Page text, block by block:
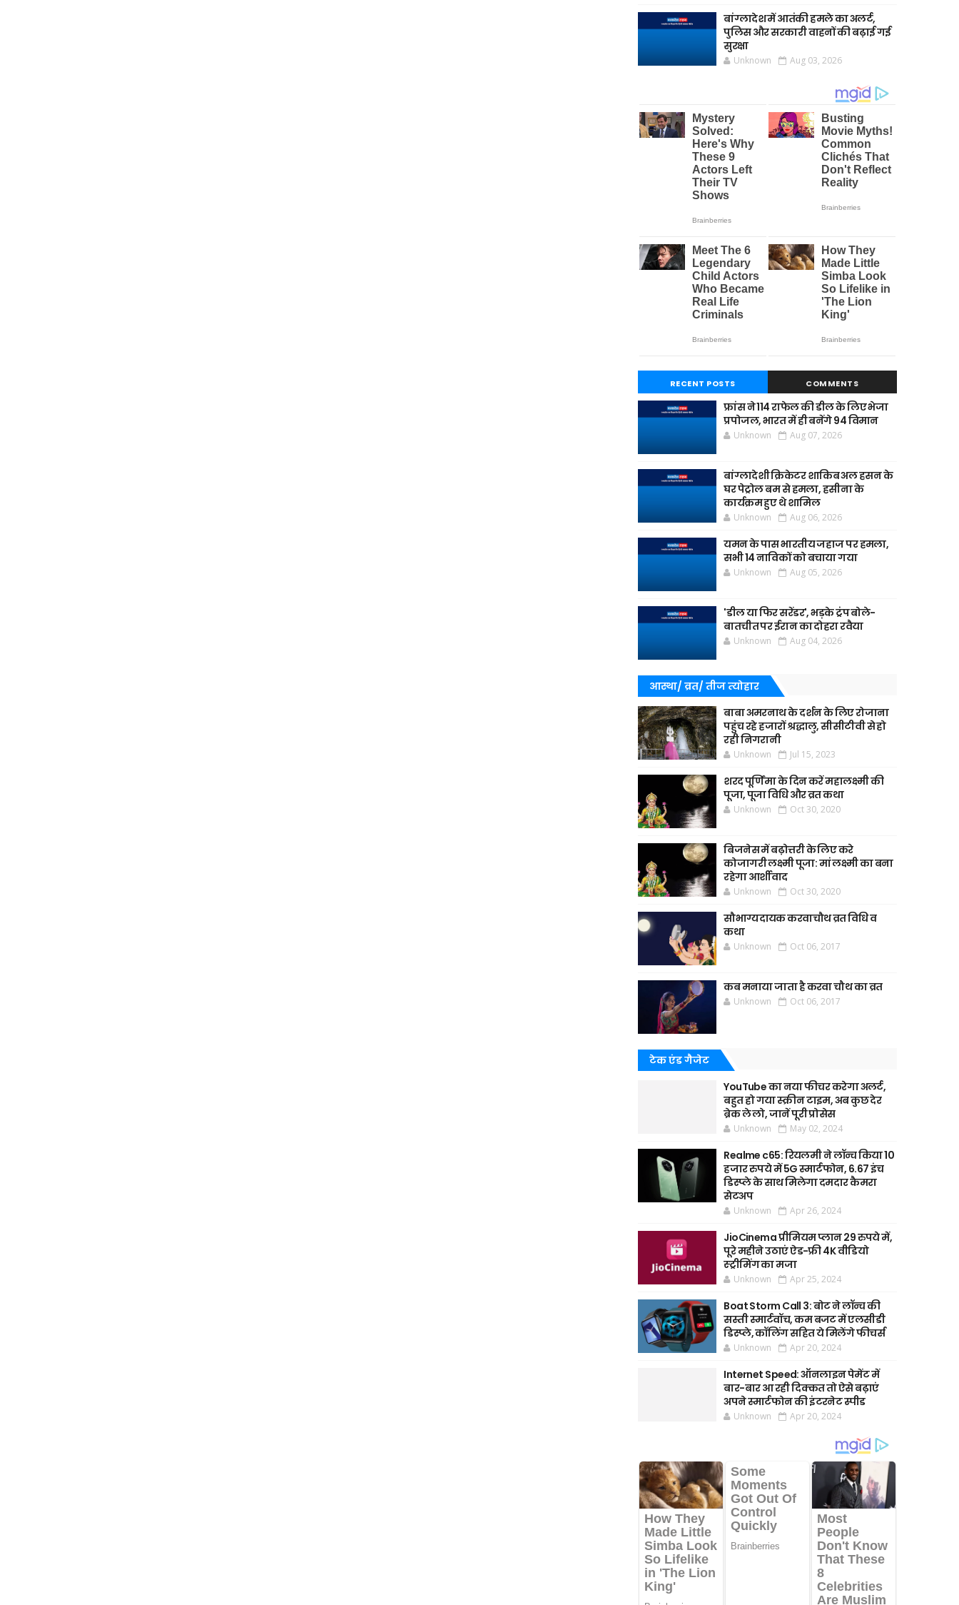
बांग्लादेश में आतंकी हमले का अलर्ट,
पुलिस और सरकारी वाहनों की बढ़ाई गई
सुरक्षा
Unknown Aug 03, 2026
RECENT POSTS COMMENTS
फ्रांस ने 114 राफेल की डील के लिए भेजा
प्रपोजल, भारत में ही बनेंगे 94 विमान
Unknown Aug 07, 2026
बांग्लादेशी क्रिकेटर शाकिब अल हसन के
घर पेट्रोल बम से हमला, हसीना के
कार्यक्रम हुए थे शामिल
Unknown Aug 06, 2026
यमन के पास भारतीय जहाज पर हमला,
सभी 14 नाविकों को बचाया गया
Unknown Aug 05, 2026
'डील या फिर सरेंडर', भड़के ट्रंप बोले-
बातचीत पर ईरान का दोहरा रवैया
Unknown Aug 04, 2026
आस्था/ व्रत/ तीज त्‍योहार
बाबा अमरनाथ के दर्शन के लिए रोजाना
पहुंच रहे हजारों श्रद्धालु, सीसीटीवी से हो
रही निगरानी
Unknown Jul 15, 2023
शरद पूर्णिमा के दिन करें महालक्ष्मी की
पूजा, पूजा विधि और व्रत कथा
Unknown Oct 30, 2020
बिजनेस में बढ़ोत्तरी के लिए करे
कोजागरी लक्ष्मी पूजा: मां लक्ष्मी का बना
रहेगा आर्शीवाद
Unknown Oct 30, 2020
सौभाग्यदायक करवाचौथ व्रत विधि व
कथा
Unknown Oct 06, 2017
कब मनाया जाता है करवा चौथ का व्रत
Unknown Oct 06, 2017
टेक एंड गैजेट
YouTube का नया फीचर करेगा अलर्ट,
बहुत हो गया स्क्रीन टाइम, अब कुछ देर
ब्रेक ले लो, जानें पूरी प्रोसेस
Unknown May 02, 2024
Realme c65: रियलमी ने लॉन्च किया 10
हजार रुपये में 5G स्मार्टफोन, 6.67 इंच
डिस्प्ले के साथ मिलेगा दमदार कैमरा
सेटअप
Unknown Apr 26, 2024
JioCinema प्रीमियम प्लान 29 रुपये में,
पूरे महीने उठाएं ऐड-फ्री 4K वीडियो
स्ट्रीमिंग का मजा
Unknown Apr 25, 2024
Boat Storm Call 3: बोट ने लॉन्च की
सस्ती स्मार्टवॉच, कम बजट में एलसीडी
डिस्प्ले, कॉलिंग सहित ये मिलेंगे फीचर्स
Unknown Apr 20, 2024
Internet Speed: ऑनलाइन पेमेंट में
बार-बार आ रही दिक्कत तो ऐसे बढ़ाएं
अपने स्मार्टफोन की इंटरनेट स्पीड
Unknown Apr 20, 2024